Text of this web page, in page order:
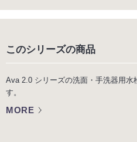
このシリーズの商品
Ava 2.0 シリーズの洗面・手洗器用水
す。
MORE